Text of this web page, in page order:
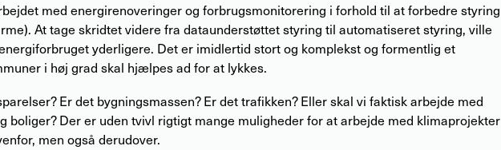
med energirenoveringer og forbrugsmonitorering i forhold til at forbedre styring
At tage skridtet videre fra dataunderstøttet styring til automatiseret styring, ville
yderligere. Det er imidlertid stort og komplekst og formentlig et
i høj grad skal hjælpes ad for at lykkes.
Er det bygningsmassen? Er det trafikken? Eller skal vi faktisk arbejde med
boliger? Der er uden tvivl rigtigt mange muligheder for at arbejde med klimaprojekter
men også derudover.